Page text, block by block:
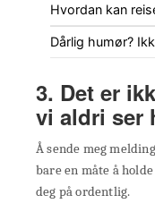
Hvordan kan
Dårlig humør?
3. Det er
vi aldri ser
Å sende meg
bare en måte å
deg på ordentlig.